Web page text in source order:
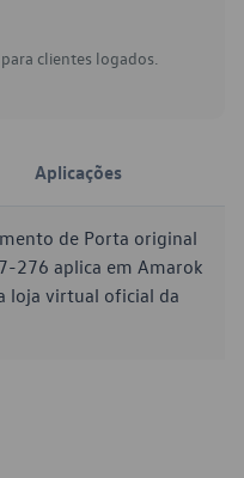
clientes logados.
Aplicações
de Porta original
276 aplica em Amarok
loja virtual oficial da